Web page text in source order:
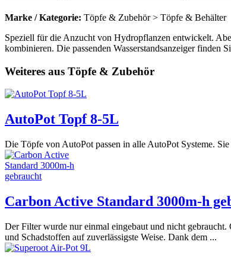
Marke / Kategorie: Töpfe & Zubehör > Töpfe & Behälter
Speziell für die Anzucht von Hydropflanzen entwickelt.
kombinieren. Die passenden Wasserstandsanzeiger
Weiteres aus Töpfe & Zubehör
AutoPot Topf 8-5L
Die Töpfe von AutoPot passen in alle AutoPot Systeme.
Carbon Active Standard 3000m-h
Der Filter wurde nur einmal eingebaut und nicht
und Schadstoffen auf zuverlässigste Weise. Dank dem ...